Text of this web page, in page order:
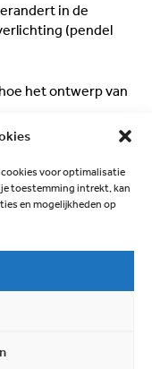
voor optimalisatie
toestemming intrekt, kan
en mogelijkheden op
in de
(pendel
het ontwerp van